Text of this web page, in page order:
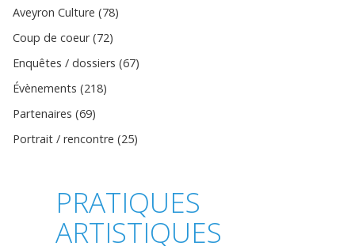
Aveyron Culture (78)
Coup de coeur (72)
Enquêtes / dossiers (67)
Évènements (218)
Partenaires (69)
Portrait / rencontre (25)
PRATIQUES
ARTISTIQUES